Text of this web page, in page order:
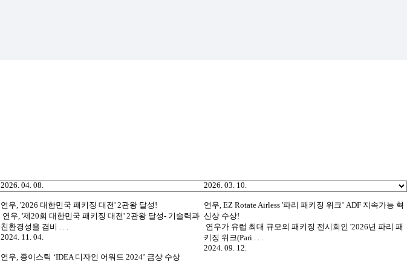
2026. 04. 08.
연우, '2026 대한민국 패키징 대전' 2관왕 달성!
연우, '제20회 대한민국 패키징 대전' 2관왕 달성- 기술력과
친환경성을 겸비 . . .
2026. 03. 10.
연우, EZ Rotate Airless '파리 패키징 위크’ ADF 지속가능 혁
신상 수상!
연우가 유럽 최대 규모의 패키징 전시회인 '2026년 파리 패
키징 위크(Pari . . .
2024. 11. 04.
연우, 종이스틱 ‘IDEA 디자인 어워드 2024’ 금상 수상
2024. 09. 12.